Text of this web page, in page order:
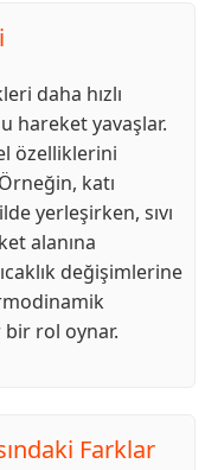
daha hızlı
hareket yavaşlar.
özelliklerini
katı
yerleşirken, sıvı
alanına
değişimlerine
bir rol oynar.
Farklar